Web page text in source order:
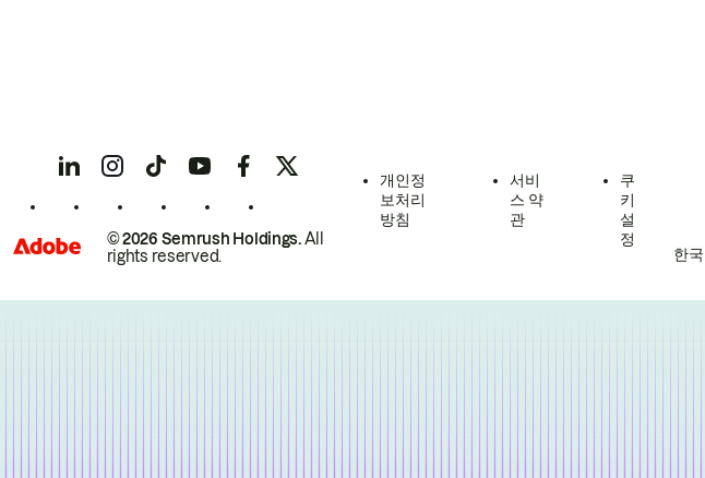
© 2026 Semrush Holdings.All
rights reserved.
개인정
보처리
방침
서비
스 약
관
쿠
키
설
정
한